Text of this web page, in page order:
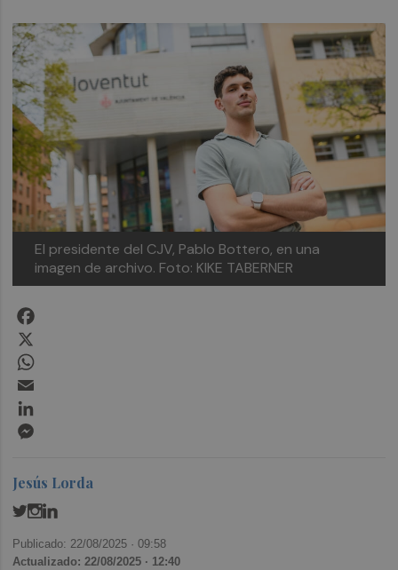
El presidente del CJV, Pablo Bottero, en una
imagen de archivo. Foto: KIKE TABERNER
Jesús Lorda
Publicado: 22/08/2025 ·09:58
Actualizado: 22/08/2025 · 12:40